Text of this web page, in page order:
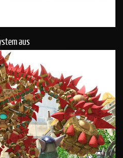
aus